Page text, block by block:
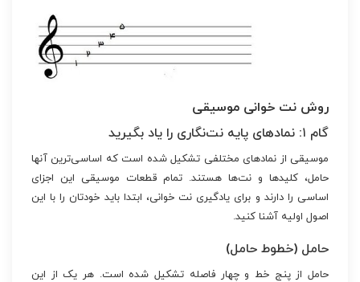
روش نت خوانی موسیقی
گام ۱: نمادهای پایه نت‌نگاری را یاد بگیرید
موسیقی از نمادهای مختلفی تشکیل شده است که اساسی‌ترین آنها
حامل، کلیدها و نت‌ها هستند. تمام قطعات موسیقی این اجزای
اساسی را دارند و برای یادگیری نت خوانی، ابتدا باید خودتان را با این
اصول اولیه آشنا کنید.
حامل (خطوط حامل)
حامل از پنج خط و چهار فاصله تشکیل شده است. هر یک از این